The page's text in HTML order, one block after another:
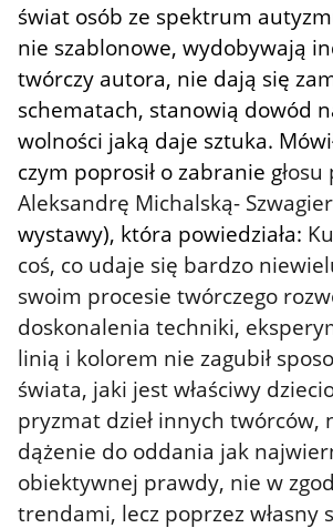
świat osób ze spektrum
nie szablonowe, wydobywają
twórczy autora, nie dają się
schematach, stanowią dowód
wolności jaką daje sztuka.
czym poprosił o zabranie głosu
Aleksandrę Michalską-
wystawy), która powiedziała:
coś, co udaje się bardzo
swoim procesie twórczego
doskonalenia techniki,
linią i kolorem nie zagubił
świata, jaki jest właściwy
pryzmat dzieł innych twórców,
dążenie do oddania jak
obiektywnej prawdy, nie w
trendami, lecz poprzez własny